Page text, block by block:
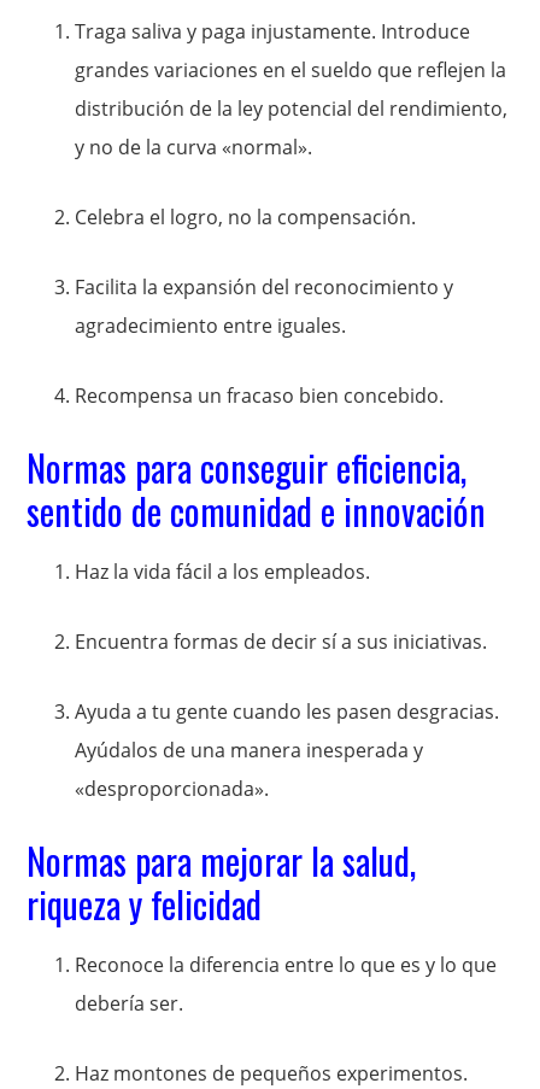
Traga saliva y paga injustamente. Introduce
grandes variaciones en el sueldo que reflejen la
distribución de la ley potencial del rendimiento,
y no de la curva «normal».
Celebra el logro, no la compensación.
Facilita la expansión del reconocimiento y
agradecimiento entre iguales.
Recompensa un fracaso bien concebido.
Normas para conseguir eficiencia,
sentido de comunidad e innovación
Haz la vida fácil a los empleados.
Encuentra formas de decir sí a sus iniciativas.
Ayuda a tu gente cuando les pasen desgracias.
Ayúdalos de una manera inesperada y
«desproporcionada».
Normas para mejorar la salud,
riqueza y felicidad
Reconoce la diferencia entre lo que es y lo que
debería ser.
Haz montones de pequeños experimentos.